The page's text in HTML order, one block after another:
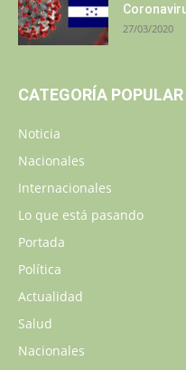
27/03/2020
CATEGORÍA POPULAR
Noticia
Nacionales
Internacionales
Lo que está pasando
Portada
Política
Actualidad
Salud
Nacionales